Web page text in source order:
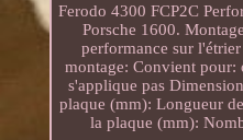
Ferodo 4300 FCP2C
Porsche 1600.
performance sur
montage: Convient pour:
s'applique pas
plaque (mm): Longueur
la plaque (mm):